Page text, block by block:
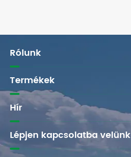
Rólunk
Termékek
Hír
Lépjen kapcsolatba velünk